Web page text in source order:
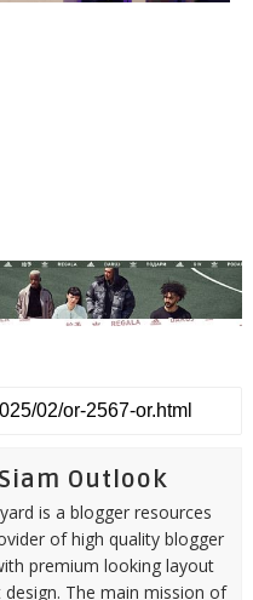
Outlook
is a blogger resources
of high quality blogger
premium looking layout
The main mission of